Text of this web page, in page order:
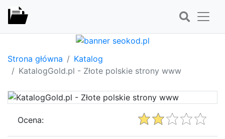
Strona główna
Katalog
KatalogGold.pl - Złote polskie strony www
Ocena: